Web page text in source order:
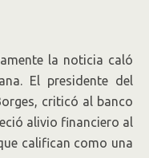
la noticia caló
El presidente del
criticó al banco
alivio financiero al
califican como una